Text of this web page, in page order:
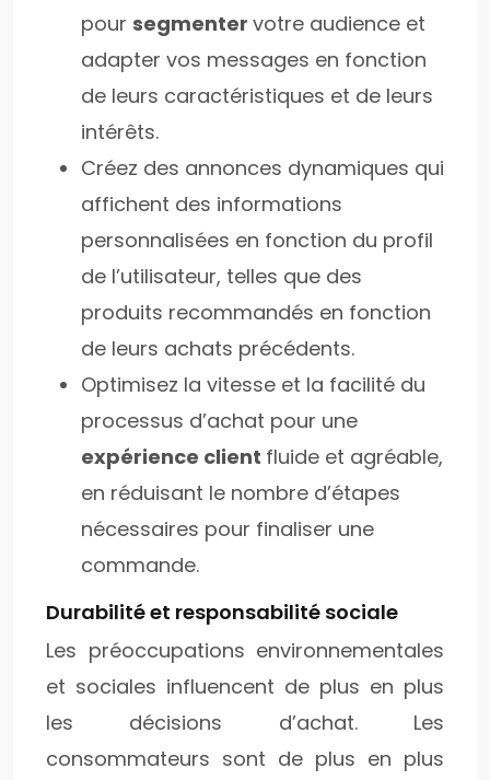
pour segmenter votre audience et
adapter vos messages en fonction
de leurs caractéristiques et de leurs
intérêts.
Créez des annonces dynamiques qui
affichent des informations
personnalisées en fonction du profil
de l’utilisateur, telles que des
produits recommandés en fonction
de leurs achats précédents.
Optimisez la vitesse et la facilité du
processus d’achat pour une
expérience client fluide et agréable,
en réduisant le nombre d’étapes
nécessaires pour finaliser une
commande.
Durabilité et responsabilité sociale
Les préoccupations environnementales
et sociales influencent de plus en plus
les décisions d’achat. Les
consommateurs sont de plus en plus